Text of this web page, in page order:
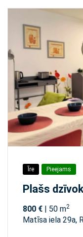
Īre Pieejams
Plašs
800 € | 50 m2
Matīsa iela 29а,